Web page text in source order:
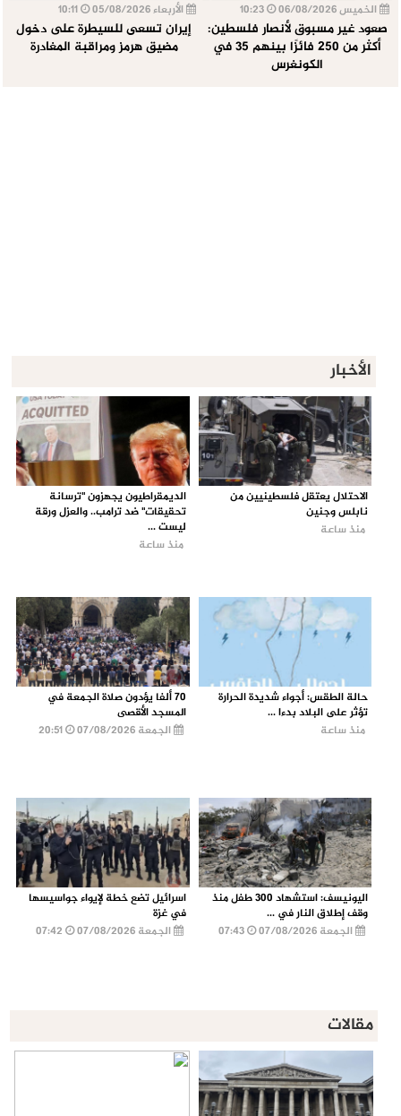
الخميس 06/08/2026
صعود غير مسبوق لأنصار فلسطين:
أكثر من 250 فائزًا بينهم 35 في
الكونغرس
الأربعاء 05/08/2026
إيران تسعى للسيطرة على دخول
مضيق هرمز ومراقبة المغادرة
الأخبار
الاحتلال يعتقل فلسطينيين من
نابلس وجنين
منذ ساعة
الديمقراطيون يجهزون "ترسانة
تحقيقات" ضد ترامب.. والعزل ورقة
ليست ...
منذ ساعة
حالة الطقس: أجواء شديدة الحرارة
تؤثر على البلاد بدءا ...
منذ ساعة
70 ألفا يؤدون صلاة الجمعة في
المسجد الأقصى
الجمعة 07/08/2026
20:51
اليونيسف: استشهاد 300 طفل منذ
وقف إطلاق النار في ...
الجمعة 07/08/2026
اسرائيل تضع خطة لإيواء جواسيسها
في غزة
الجمعة 07/08/2026
مقالات